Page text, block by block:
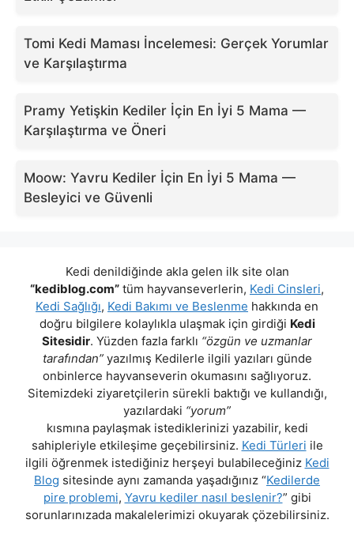
Tomi Kedi Maması İncelemesi: Gerçek Yorumlar
ve Karşılaştırma
Pramy Yetişkin Kediler İçin En İyi 5 Mama —
Karşılaştırma ve Öneri
Moow: Yavru Kediler İçin En İyi 5 Mama —
Besleyici ve Güvenli
Kedi denildiğinde akla gelen ilk site olan
“kediblog.com” tüm hayvanseverlerin, Kedi Cinsleri,
Kedi Sağlığı, Kedi Bakımı ve Beslenme hakkında en
doğru bilgilere kolaylıkla ulaşmak için girdiği Kedi
Sitesidir. Yüzden fazla farklı “özgün ve uzmanlar
tarafından”yazılmış Kedilerle ilgili yazıları günde
onbinlerce hayvanseverin okumasını sağlıyoruz.
Sitemizdeki ziyaretçilerin sürekli baktığı ve kullandığı,
yazılardaki “yorum”
kısmına paylaşmak istediklerinizi yazabilir, kedi
sahipleriyle etkileşime geçebilirsiniz. Kedi Türleri ile
ilgili öğrenmek istediğiniz herşeyi bulabileceğiniz Kedi
Blog sitesinde aynı zamanda yaşadığınız “Kedilerde
pire problemi, Yavru kediler nasıl beslenir?” gibi
sorunlarınızada makalelerimizi okuyarak çözebilirsiniz.